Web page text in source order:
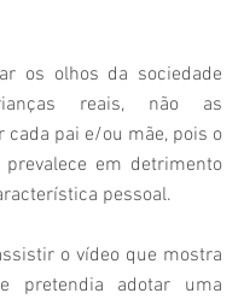
os olhos da sociedade
reais, não as
cada pai e/ou mãe, pois o
em detrimento
pessoal.
o vídeo que mostra
pretendia adotar uma